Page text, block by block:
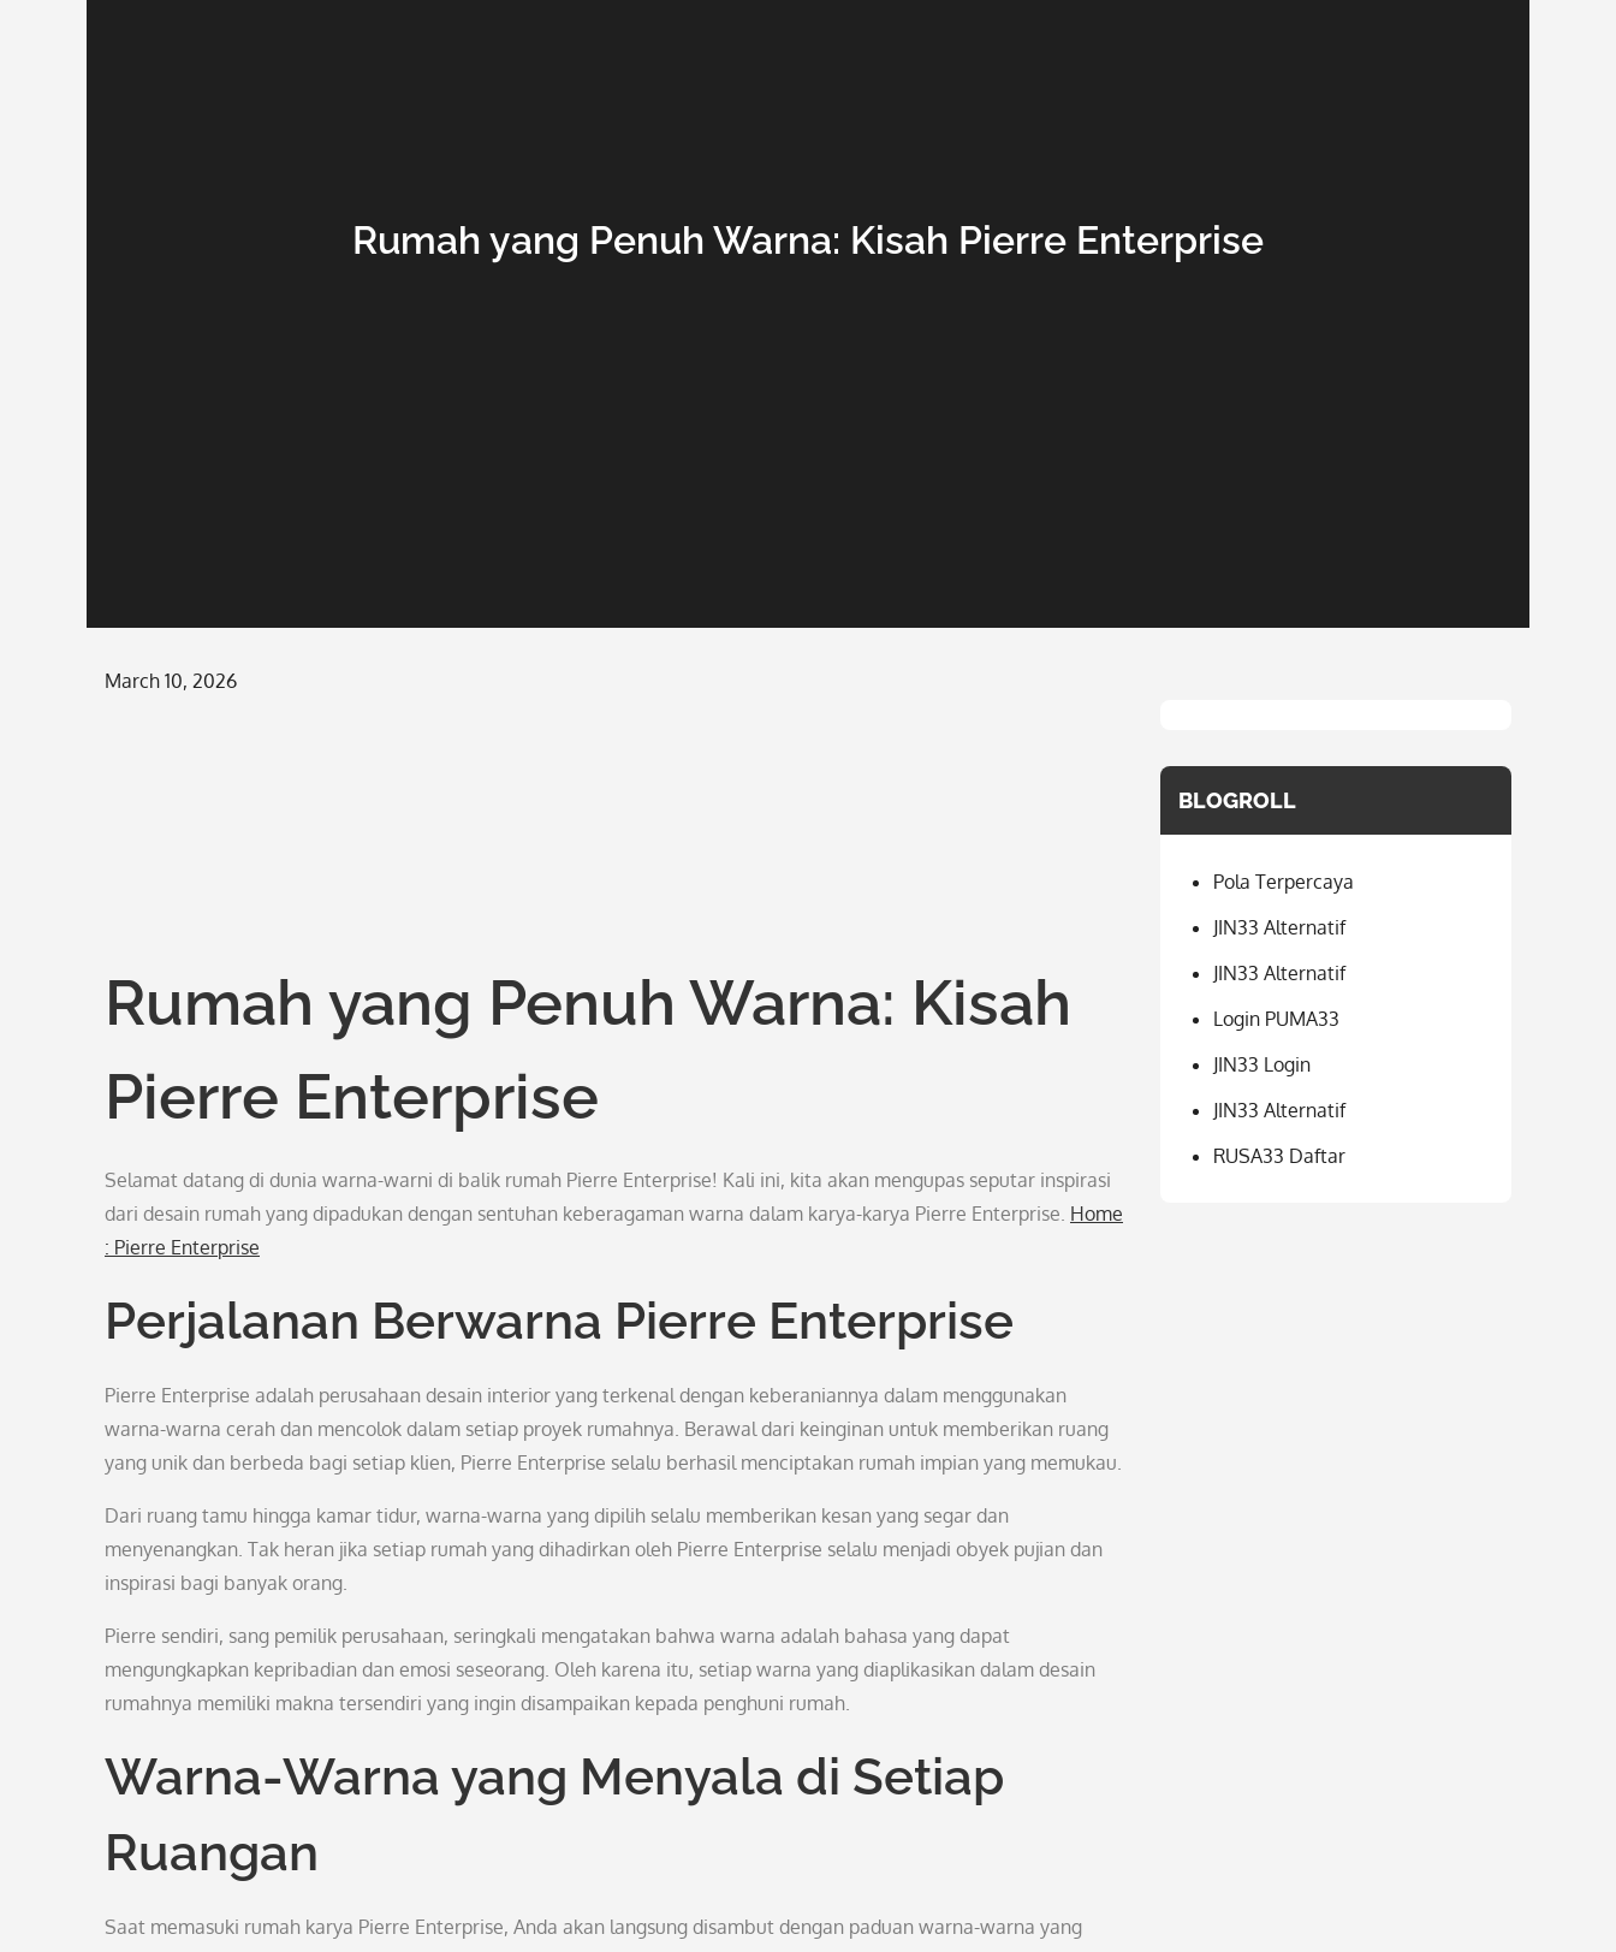
Rumah yang Penuh Warna: Kisah Pierre Enterprise
Posted
March 10, 2026
Rumah yang Penuh Warna: Kisah
Pierre Enterprise
Selamat datang di dunia warna-warni di balik rumah Pierre Enterprise! Kali ini, kita akan mengupas seputar inspirasi
dari desain rumah yang dipadukan dengan sentuhan keberagaman warna dalam karya-karya Pierre Enterprise. Home
: Pierre Enterprise
Perjalanan Berwarna Pierre Enterprise
Pierre Enterprise adalah perusahaan desain interior yang terkenal dengan keberaniannya dalam menggunakan
warna-warna cerah dan mencolok dalam setiap proyek rumahnya. Berawal dari keinginan untuk memberikan ruang
yang unik dan berbeda bagi setiap klien, Pierre Enterprise selalu berhasil menciptakan rumah impian yang memukau.
Dari ruang tamu hingga kamar tidur, warna-warna yang dipilih selalu memberikan kesan yang segar dan
menyenangkan. Tak heran jika setiap rumah yang dihadirkan oleh Pierre Enterprise selalu menjadi obyek pujian dan
inspirasi bagi banyak orang.
Pierre sendiri, sang pemilik perusahaan, seringkali mengatakan bahwa warna adalah bahasa yang dapat
mengungkapkan kepribadian dan emosi seseorang. Oleh karena itu, setiap warna yang diaplikasikan dalam desain
rumahnya memiliki makna tersendiri yang ingin disampaikan kepada penghuni rumah.
Warna-Warna yang Menyala di Setiap
Ruangan
Saat memasuki rumah karya Pierre Enterprise, Anda akan langsung disambut dengan paduan warna-warna yang
BLOGROLL
Pola Terpercaya
JIN33 Alternatif
JIN33 Alternatif
Login PUMA33
JIN33 Login
JIN33 Alternatif
RUSA33 Daftar